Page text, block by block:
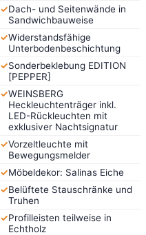
✓Dach- und Seitenwände in
Sandwichbauweise
✓Widerstandsfähige
Unterbodenbeschichtung
✓Sonderbeklebung EDITION
[PEPPER]
✓WEINSBERG
Heckleuchtenträger inkl.
LED-Rückleuchten mit
exklusiver Nachtsignatur
✓Vorzeltleuchte mit
Bewegungsmelder
✓Möbeldekor: Salinas Eiche
✓Belüftete Stauschränke und
Truhen
✓Profilleisten teilweise in
Echtholz